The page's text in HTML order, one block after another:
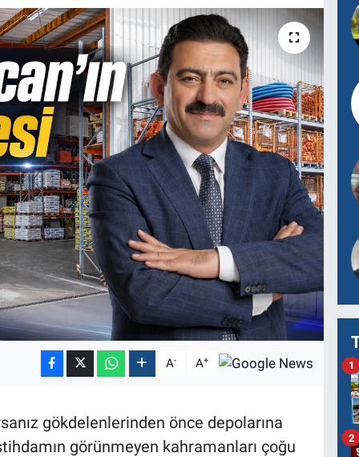
A- A+
gökdelenlerinden önce depolarına
görünmeyen kahramanları çoğu
1
2